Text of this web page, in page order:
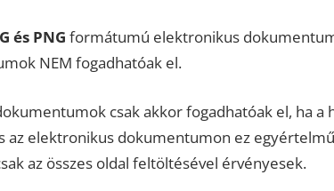
és PNG formátumú elektronikus
NEM fogadhatóak el.
csak akkor fogadhatóak el, ha a
elektronikus dokumentumon ez
az összes oldal feltöltésével érvényesek.